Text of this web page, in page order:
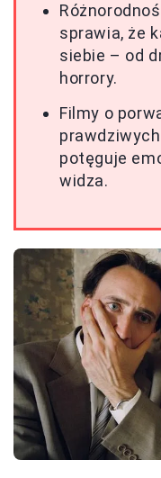
sprawia, że
siebie – od
horrory.
Filmy o
potęguje
widza.